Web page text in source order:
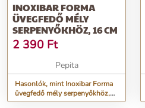
INOXIBAR FORMA
ÜVEGFEDŐ MÉLY
SERPENYŐKHÖZ, 16 CM
2 390 Ft
Pepita
Hasonlók, mint Inoxibar Forma
üvegfedő mély serpenyőkhöz,
16 cm